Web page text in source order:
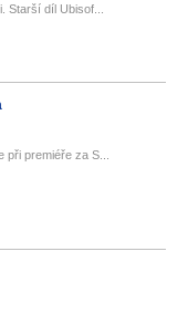
Starší díl Ubisof...
premiéře za S...